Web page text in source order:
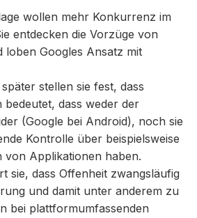
wollen mehr Konkurrenz im
entdecken die Vorzüge von
loben Googles Ansatz mit
stellen sie fest, dass
bedeutet, dass weder der
(Google bei Android), noch sie
Kontrolle über beispielsweise
von Applikationen haben.
sie, dass Offenheit zwangsläufig
und damit unter anderem zu
bei plattformumfassenden